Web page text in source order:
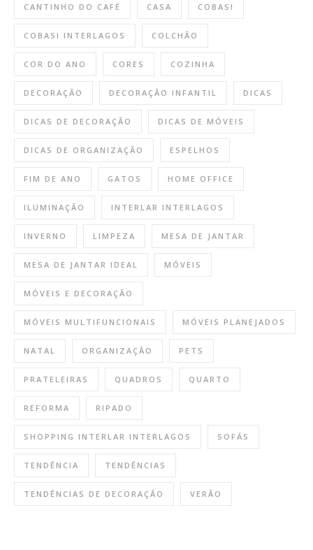
CANTINHO DO CAFÉ CASA COBASI
COBASI INTERLAGOS COLCHÃO
COR DO ANO CORES COZINHA
DECORAÇÃO DECORAÇÃO INFANTIL DICAS
DICAS DE DECORAÇÃO DICAS DE MÓVEIS
DICAS DE ORGANIZAÇÃO ESPELHOS
FIM DE ANO GATOS HOME OFFICE
ILUMINAÇÃO INTERLAR INTERLAGOS
INVERNO LIMPEZA MESA DE JANTAR
MESA DE JANTAR IDEAL MÓVEIS
MÓVEIS E DECORAÇÃO
MÓVEIS MULTIFUNCIONAIS MÓVEIS PLANEJADOS
NATAL ORGANIZAÇÃO PETS
PRATELEIRAS QUADROS QUARTO
REFORMA RIPADO
SHOPPING INTERLAR INTERLAGOS SOFÁS
TENDÊNCIA TENDÊNCIAS
TENDÊNCIAS DE DECORAÇÃO VERÃO